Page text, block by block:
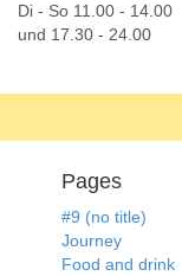
Di - So 11.00 - 14.00
und 17.30 - 24.00
Pages
#9 (no title)
Journey
Food and drink